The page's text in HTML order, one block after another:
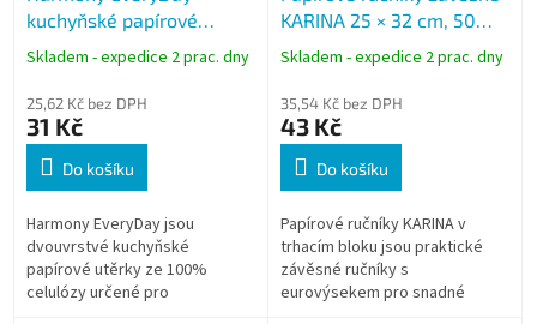
kuchyňské papírové
utěrky 2 ks, 2-vrstvé, 11 m,
100% celulóza
Skladem - expedice 2 prac. dny
25,62 Kč bez DPH
31 Kč
Do košíku
Harmony EveryDay jsou
dvouvrstvé kuchyňské
papírové utěrky ze 100%
celulózy určené pro
KARINA 25 × 32 cm, 50
listů, trhací blok, bílé
Skladem - expedice 2 prac. dny
35,54 Kč bez DPH
43 Kč
Do košíku
Papírové ručníky KARINA v
trhacím bloku jsou praktické
závěsné ručníky s
eurovýsekem pro snadné